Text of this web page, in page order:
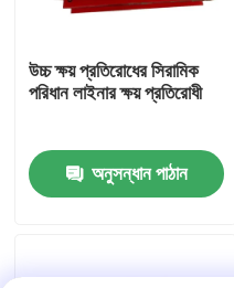
ভিডিও
আমাদের সম্পর্কে
কারখানা ভ্রমণ
উচ্চ ক্ষয় প্রতিরোধের সিরামিক
পরিধান লাইনার ক্ষয় প্রতিরোধী
অনুসন্ধান পাঠান